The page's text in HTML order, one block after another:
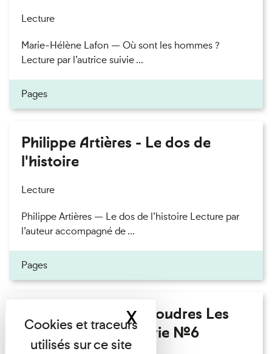
Lecture
Marie-Hélène Lafon — Où sont les hommes ?
Lecture par l’autrice suivie ...
Pages
Philippe Artières - Le dos de
l'histoire
Lecture
Philippe Artières — Le dos de l’histoire Lecture par
l’auteur accompagné de ...
Pages
Fanny Taillandier - Foudres Les
Invités de l’Imprimerie n°6
XMasquer le